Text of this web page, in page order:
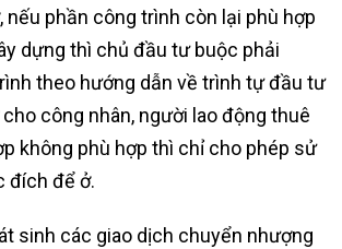
nếu phần công trình còn lại phù hợp
dựng thì chủ đầu tư buộc phải
theo hướng dẫn về trình tự đầu tư
công nhân, người lao động thuê
không phù hợp thì chỉ cho phép sử
đích để ở.
sinh các giao dịch chuyển nhượng